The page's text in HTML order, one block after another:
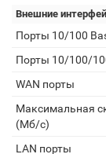
Внешние
Порты 10/100
Порты 10/100/
WAN порты
Максимальная
(Мб/с)
LAN порты